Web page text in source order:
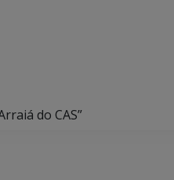
do CAS”